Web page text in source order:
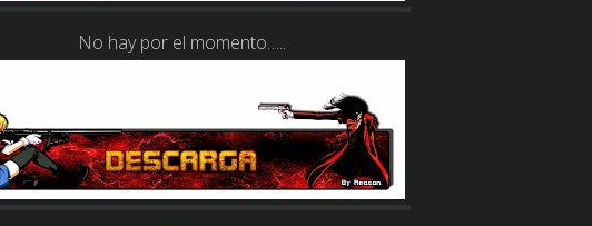
No hay por el momento…..